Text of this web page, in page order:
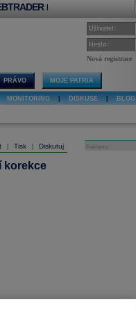
|
Uživatel:
Heslo:
Nová registrace
PRÁVO MOJE PATRIA
MONITORING DISKUSE BLOG
Tisk Diskutuj
korekce
Reklama